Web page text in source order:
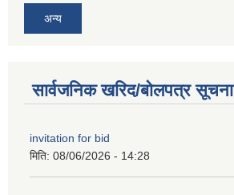
अन्य
सार्वजनिक खरिद/बोलपत्र सूचना
invitation for bid
मिति: 08/06/2026 - 14:28